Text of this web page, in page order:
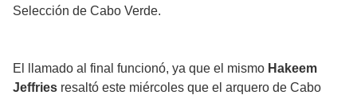
Selección de Cabo Verde.
El llamado al final funcionó, ya que el mismo Hakeem
Jeffries resaltó este miércoles que el arquero de Cabo